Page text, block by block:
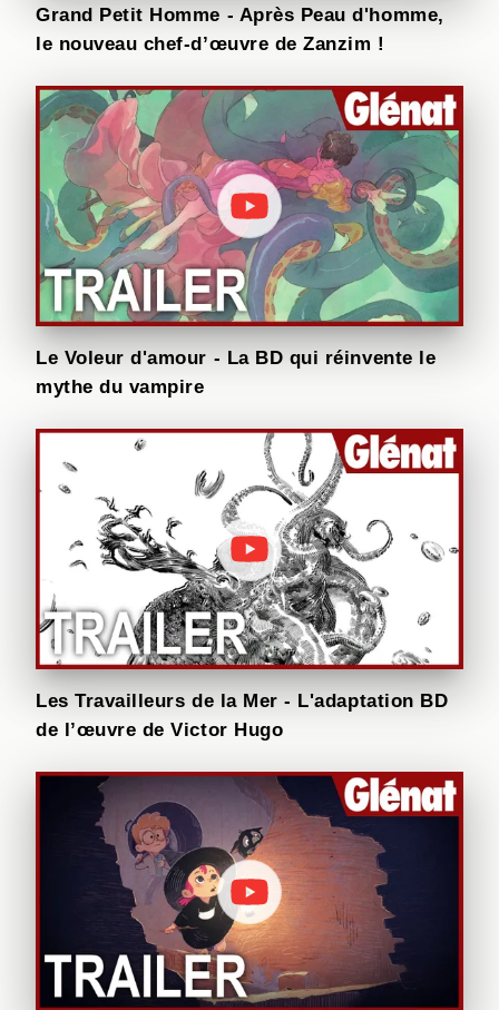
Grand Petit Homme - Après Peau d'homme,
le nouveau chef-d’œuvre de Zanzim !
Le Voleur d'amour - La BD qui réinvente le
mythe du vampire
Les Travailleurs de la Mer - L'adaptation BD
de l’œuvre de Victor Hugo